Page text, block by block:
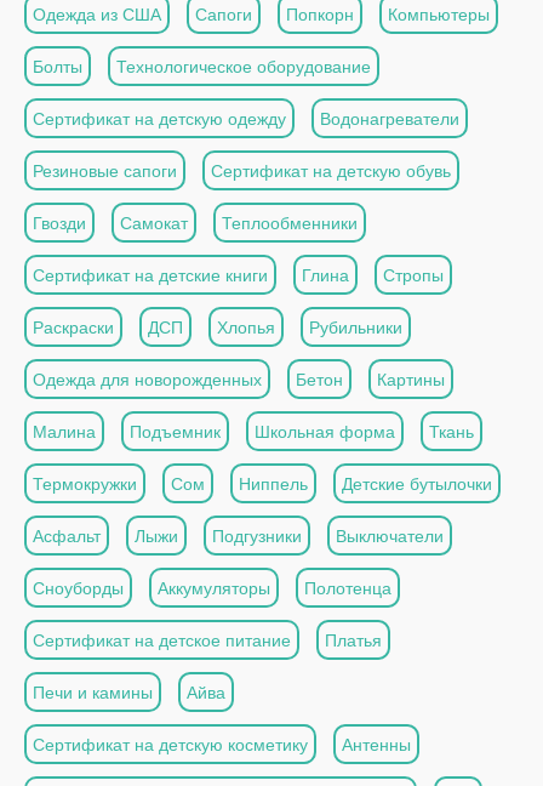
Одежда из США Сапоги Попкорн Компьютеры
Болты Технологическое оборудование
Сертификат на детскую одежду Водонагреватели
Резиновые сапоги Сертификат на детскую обувь
Гвозди Самокат Теплообменники
Сертификат на детские книги Глина Стропы
Раскраски ДСП Хлопья Рубильники
Одежда для новорожденных Бетон Картины
Малина Подъемник Школьная форма Ткань
Термокружки Сом Ниппель Детские бутылочки
Асфальт Лыжи Подгузники Выключатели
Сноуборды Аккумуляторы Полотенца
Сертификат на детское питание Платья
Печи и камины Айва
Сертификат на детскую косметику Антенны